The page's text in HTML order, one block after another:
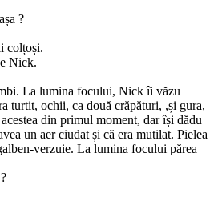
?
colțoși.
Nick.
La lumina focului, Nick îi văzu
turtit, ochii, ca două crăpături, ,și gura,
din primul moment, dar își dădu
un aer ciudat și că era mutilat. Pielea
verzuie. La lumina focului părea